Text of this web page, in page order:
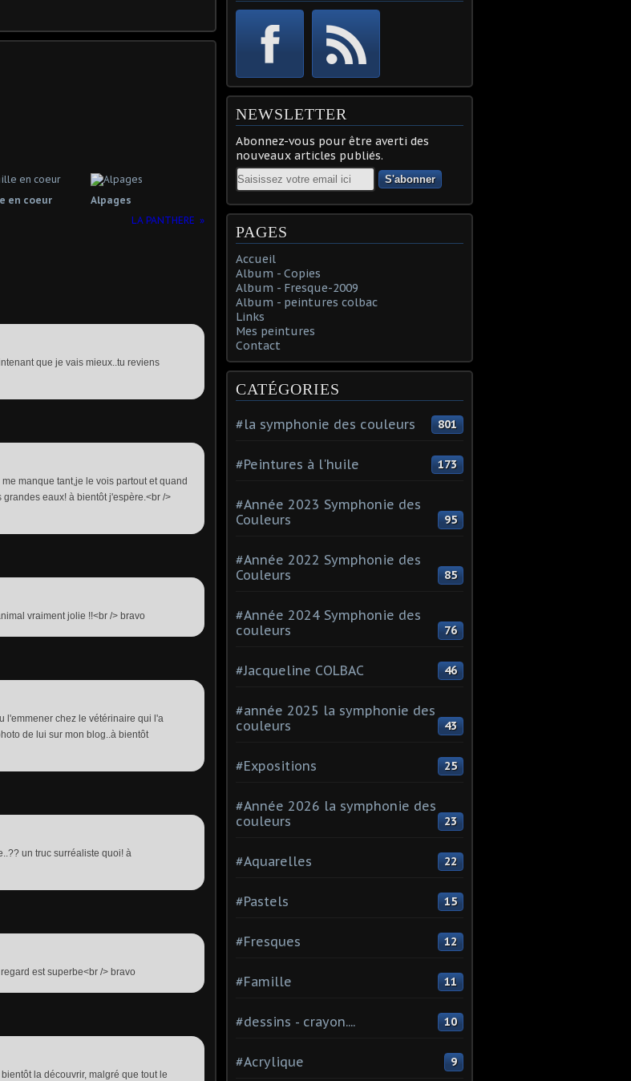
en coeur
Alpages
LA PANTHERE
que je vais mieux..tu reviens
manque tant,je le vois partout et quand
eaux! à bientôt j'espère.<br />
vraiment jolie !!<br /> bravo
l'emmener chez le vétérinaire qui l'a
de lui sur mon blog..à bientôt
un truc surréaliste quoi! à
est superbe<br /> bravo
la découvrir, malgré que tout le
NEWSLETTER
Abonnez-vous pour être averti des
nouveaux articles publiés.
Email
PAGES
Accueil
Album - Copies
Album - Fresque-2009
Album - peintures colbac
Links
Mes peintures
Contact
CATÉGORIES
#la symphonie des couleurs 801
#Peintures à l'huile 173
#Année 2023 Symphonie des
Couleurs
95
#Année 2022 Symphonie des
Couleurs
85
#Année 2024 Symphonie des
couleurs
76
#Jacqueline COLBAC 46
#année 2025 la symphonie des
couleurs
43
#Expositions 25
#Année 2026 la symphonie des
couleurs
23
#Aquarelles 22
#Pastels 15
#Fresques 12
#Famille 11
#dessins - crayon.... 10
#Acrylique 9